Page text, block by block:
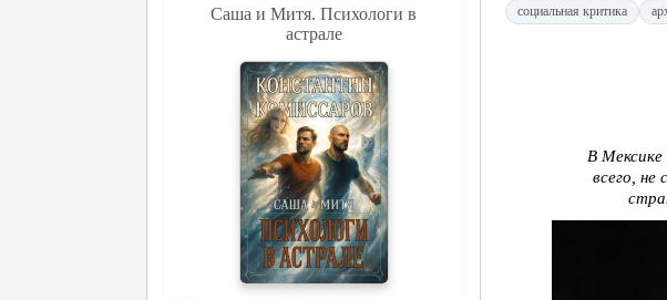
Саша и Митя. Психологи в
астрале
социальная критика
В
всего,